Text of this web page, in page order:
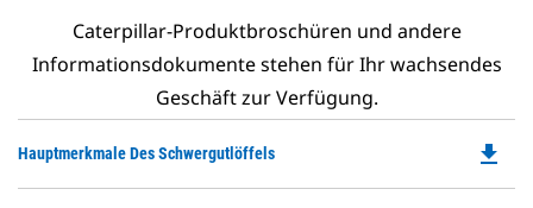
Caterpillar-Produktbroschüren und andere
Informationsdokumente stehen für Ihr wachsendes
Geschäft zur Verfügung.
Hauptmerkmale Des Schwergutlöffels file_download